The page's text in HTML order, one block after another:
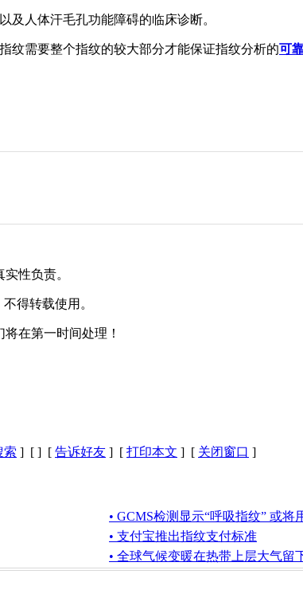
人体汗毛孔功能障碍的临床诊断。
需要整个指纹的较大部分才能保证指纹分析的可
性负责。
得转载使用。
在第一时间处理！
索 ] [ ] [ 告诉好友 ] [ 打印本文 ] [ 关闭窗口 ]
• GCMS检测显示“呼吸指纹” 或将
• 支付宝推出指纹支付标准
• 全球气候变暖在热带上层大气留